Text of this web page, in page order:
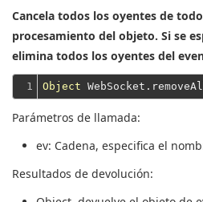
Cancela todos los oyentes de
procesamiento del objeto. Si se
elimina todos los oyentes del
1 Object
Parámetros de llamada:
ev: Cadena, especifica el
Resultados de devolución: